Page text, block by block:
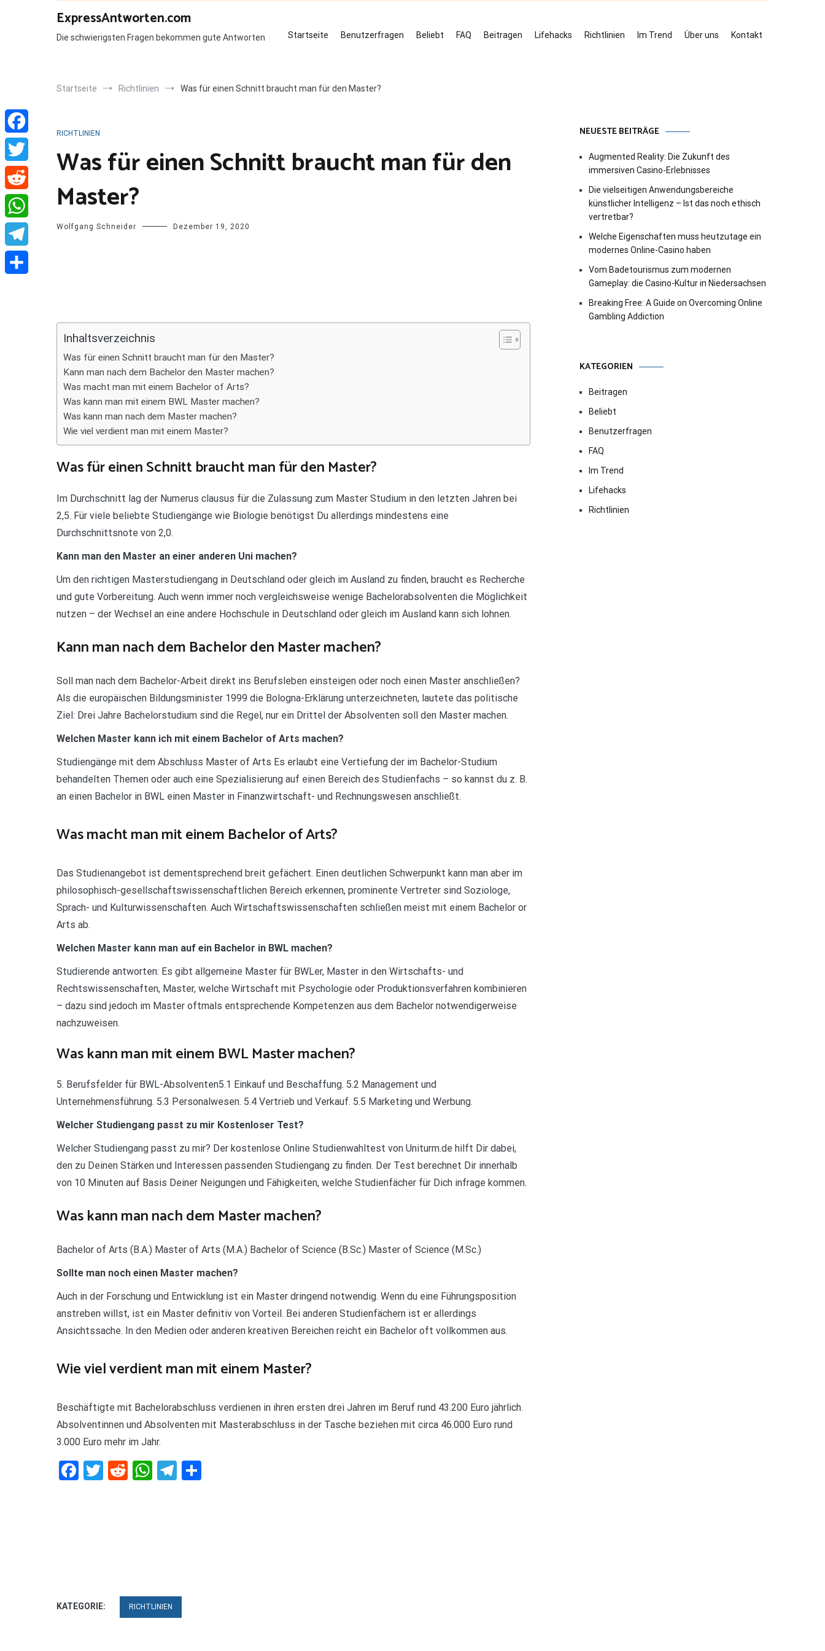
ExpressAntworten.com
Die schwierigsten Fragen bekommen gute Antworten Startseite Benutzerfragen Beliebt FAQ Beitragen Lifehacks Richtlinien Im Trend Über uns Kontakt
Startseite Richtlinien Was für einen Schnitt braucht man für den Master?
RICHTLINIEN
Was für einen Schnitt braucht man für den
Master?
Wolfgang Schneider Dezember 19, 2020
Inhaltsverzeichnis
Was für einen Schnitt braucht man für den Master?
Kann man nach dem Bachelor den Master machen?
Was macht man mit einem Bachelor of Arts?
Was kann man mit einem BWL Master machen?
Was kann man nach dem Master machen?
Wie viel verdient man mit einem Master?
Was für einen Schnitt braucht man für den Master?
Im Durchschnitt lag der Numerus clausus für die Zulassung zum Master Studium in den letzten Jahren bei
2,5. Für viele beliebte Studiengänge wie Biologie benötigst Du allerdings mindestens eine
Durchschnittsnote von 2,0.
Kann man den Master an einer anderen Uni machen?
Um den richtigen Masterstudiengang in Deutschland oder gleich im Ausland zu finden, braucht es Recherche
und gute Vorbereitung. Auch wenn immer noch vergleichsweise wenige Bachelorabsolventen die Möglichkeit
nutzen – der Wechsel an eine andere Hochschule in Deutschland oder gleich im Ausland kann sich lohnen.
Kann man nach dem Bachelor den Master machen?
Soll man nach dem Bachelor-Arbeit direkt ins Berufsleben einsteigen oder noch einen Master anschließen?
Als die europäischen Bildungsminister 1999 die Bologna-Erklärung unterzeichneten, lautete das politische
Ziel: Drei Jahre Bachelorstudium sind die Regel, nur ein Drittel der Absolventen soll den Master machen.
Welchen Master kann ich mit einem Bachelor of Arts machen?
Studiengänge mit dem Abschluss Master of Arts Es erlaubt eine Vertiefung der im Bachelor-Studium
behandelten Themen oder auch eine Spezialisierung auf einen Bereich des Studienfachs – so kannst du z. B.
an einen Bachelor in BWL einen Master in Finanzwirtschaft- und Rechnungswesen anschließt.
Was macht man mit einem Bachelor of Arts?
Das Studienangebot ist dementsprechend breit gefächert. Einen deutlichen Schwerpunkt kann man aber im
philosophisch-gesellschaftswissenschaftlichen Bereich erkennen, prominente Vertreter sind Soziologe,
Sprach- und Kulturwissenschaften. Auch Wirtschaftswissenschaften schließen meist mit einem Bachelor or
Arts ab.
Welchen Master kann man auf ein Bachelor in BWL machen?
Studierende antworten: Es gibt allgemeine Master für BWLer, Master in den Wirtschafts- und
Rechtswissenschaften, Master, welche Wirtschaft mit Psychologie oder Produktionsverfahren kombinieren
– dazu sind jedoch im Master oftmals entsprechende Kompetenzen aus dem Bachelor notwendigerweise
nachzuweisen.
Was kann man mit einem BWL Master machen?
5. Berufsfelder für BWL-Absolventen5.1 Einkauf und Beschaffung. 5.2 Management und
Unternehmensführung. 5.3 Personalwesen. 5.4 Vertrieb und Verkauf. 5.5 Marketing und Werbung.
Welcher Studiengang passt zu mir Kostenloser Test?
Welcher Studiengang passt zu mir? Der kostenlose Online Studienwahltest von Uniturm.de hilft Dir dabei,
den zu Deinen Stärken und Interessen passenden Studiengang zu finden. Der Test berechnet Dir innerhalb
von 10 Minuten auf Basis Deiner Neigungen und Fähigkeiten, welche Studienfächer für Dich infrage kommen.
Was kann man nach dem Master machen?
Bachelor of Arts (B.A.) Master of Arts (M.A.) Bachelor of Science (B.Sc.) Master of Science (M.Sc.)
Sollte man noch einen Master machen?
Auch in der Forschung und Entwicklung ist ein Master dringend notwendig. Wenn du eine Führungsposition
anstreben willst, ist ein Master definitiv von Vorteil. Bei anderen Studienfächern ist er allerdings
Ansichtssache. In den Medien oder anderen kreativen Bereichen reicht ein Bachelor oft vollkommen aus.
Wie viel verdient man mit einem Master?
Beschäftigte mit Bachelorabschluss verdienen in ihren ersten drei Jahren im Beruf rund 43.200 Euro jährlich.
Absolventinnen und Absolventen mit Masterabschluss in der Tasche beziehen mit circa 46.000 Euro rund
3.000 Euro mehr im Jahr.
Facebook
Twitter
RedditWhatsApp
Telegram
KATEGORIE: RICHTLINIEN
NEUESTE BEITRÄGE
Augmented Reality: Die Zukunft des
immersiven Casino-Erlebnisses
Die vielseitigen Anwendungsbereiche
künstlicher Intelligenz – Ist das noch ethisch
vertretbar?
Welche Eigenschaften muss heutzutage ein
modernes Online-Casino haben
Vom Badetourismus zum modernen
Gameplay: die Casino-Kultur in Niedersachsen
Breaking Free: A Guide on Overcoming Online
Gambling Addiction
KATEGORIEN
Beitragen
Beliebt
Benutzerfragen
FAQ
Im Trend
Lifehacks
Richtlinien
Facebook
Twitter
Reddit
WhatsApp
Telegram